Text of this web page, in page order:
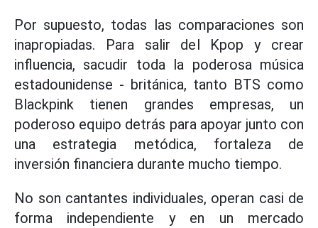
Por supuesto, todas las comparaciones son
inapropiadas. Para salir del Kpop y crear
influencia, sacudir toda la poderosa música
estadounidense - británica, tanto BTS como
Blackpink tienen grandes empresas, un
poderoso equipo detrás para apoyar junto con
una estrategia metódica, fortaleza de
inversión financiera durante mucho tiempo.
No son cantantes individuales, operan casi de
forma independiente y en un mercado